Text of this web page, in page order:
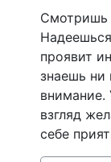
Смотришь
проявит
знаешь ни
внимание.
взгляд
себе